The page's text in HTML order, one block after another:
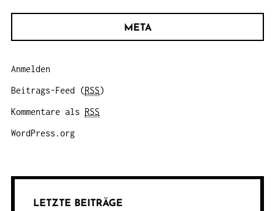
META
Anmelden
Beitrags-Feed (RSS)
Kommentare als RSS
WordPress.org
LETZTE BEITRÄGE